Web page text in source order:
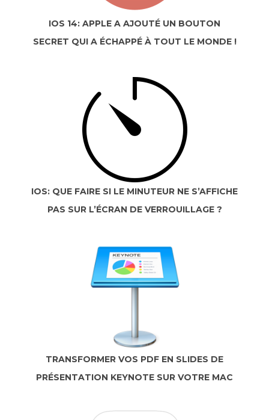
IOS 14: APPLE A AJOUTÉ UN BOUTON
SECRET QUI A ÉCHAPPÉ À TOUT LE MONDE !
IOS: QUE FAIRE SI LE MINUTEUR NE S’AFFICHE
PAS SUR L’ÉCRAN DE VERROUILLAGE ?
TRANSFORMER VOS PDF EN SLIDES DE
PRÉSENTATION KEYNOTE SUR VOTRE MAC